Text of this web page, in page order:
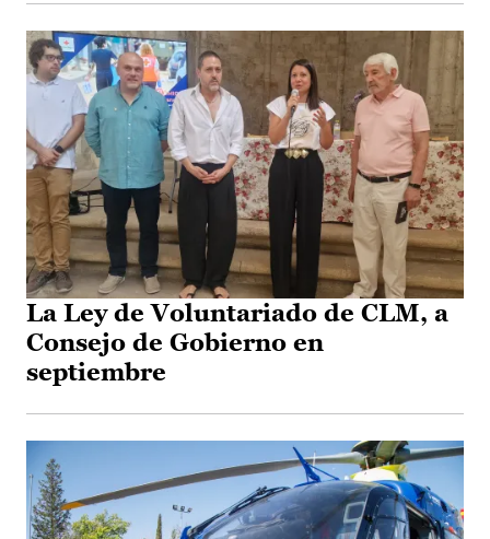
La Ley de Voluntariado de CLM, a
Consejo de Gobierno en
septiembre